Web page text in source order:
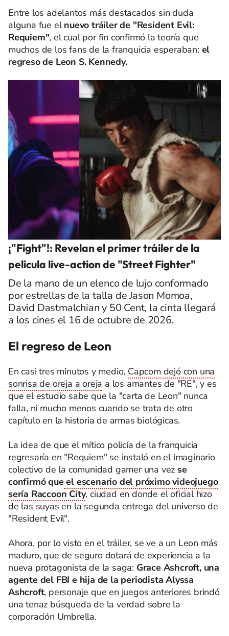
Entre los adelantos más destacados sin duda
alguna fue elnuevo tráiler de "Resident Evil:
Requiem", el cual por fin confirmó la teoría que
muchos de los fans de la franquicia esperaban: el
regreso de Leon S. Kennedy.
¡"Fight"!: Revelan el primer tráiler de la
película live-action de "Street Fighter"
De la mano de un elenco de lujo conformado
por estrellas de la talla de Jason Momoa,
David Dastmalchian y 50 Cent, la cinta llegará
a los cines el 16 de octubre de 2026.
El regreso de Leon
En casi tres minutos y medio, Capcom dejó con una
sonrisa de oreja a oreja a los amantes de "RE", y es
que el estudio sabe que la "carta de Leon" nunca
falla, ni mucho menos cuando se trata de otro
capítulo en la historia de armas biológicas.
La idea de que el mítico policía de la franquicia
regresaría en "Requiem" se instaló en el imaginario
colectivo de la comunidad gamer una vez se
confirmó queel escenario del próximo videojuego
sería Raccoon City, ciudad en donde el oficial hizo
de las suyas en la segunda entrega del universo de
"Resident Evil".
Ahora, por lo visto en el tráiler, se ve a un Leon más
maduro, que de seguro dotará de experiencia a la
nueva protagonista de la saga: Grace Ashcroft, una
agente del FBI e hija de la periodista Alyssa
Ashcroft, personaje que en juegos anteriores brindó
una tenaz búsqueda de la verdad sobre la
corporación Umbrella.